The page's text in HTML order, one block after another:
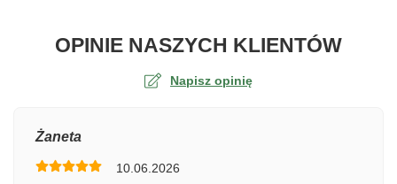
OPINIE NASZYCH KLIENTÓWO
Napisz opinię
Żaneta
10.06.2026